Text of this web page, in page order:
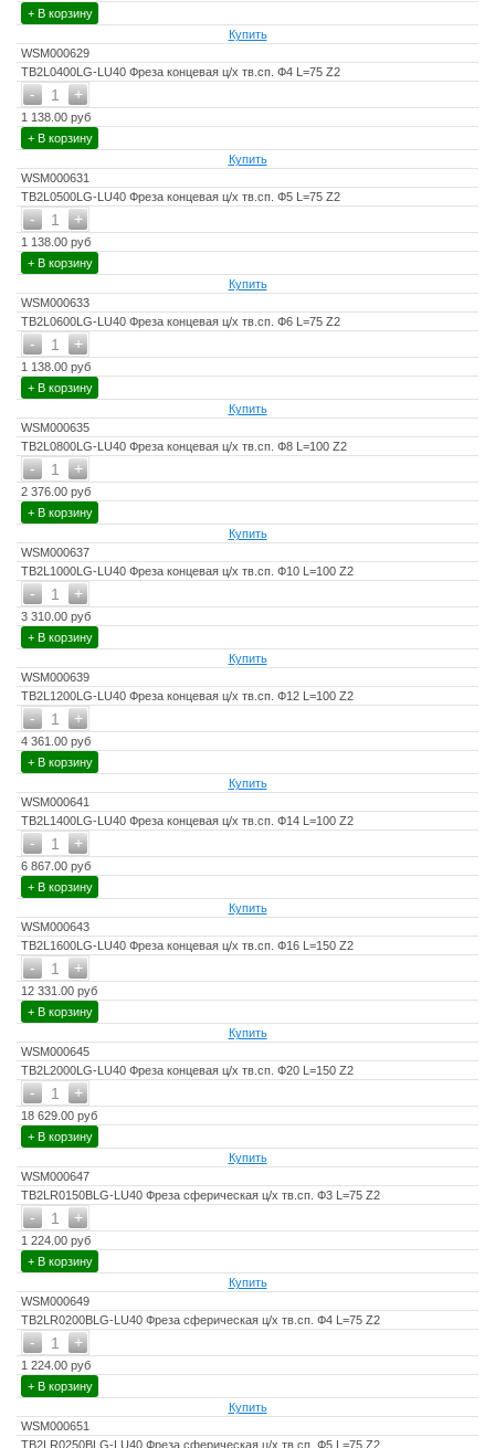
+ В корзину
Купить
WSM000629
TB2L0400LG-LU40 Фреза концевая ц/х тв.сп. Ф4 L=75 Z2
+
- 1
1 138.00 руб
+ В корзину
Купить
WSM000631
TB2L0500LG-LU40 Фреза концевая ц/х тв.сп. Ф5 L=75 Z2
+
- 1
1 138.00 руб
+ В корзину
Купить
WSM000633
TB2L0600LG-LU40 Фреза концевая ц/х тв.сп. Ф6 L=75 Z2
+
- 1
1 138.00 руб
+ В корзину
Купить
WSM000635
TB2L0800LG-LU40 Фреза концевая ц/х тв.сп. Ф8 L=100 Z2
+
- 1
2 376.00 руб
+ В корзину
Купить
WSM000637
TB2L1000LG-LU40 Фреза концевая ц/х тв.сп. Ф10 L=100 Z2
+
- 1
3 310.00 руб
+ В корзину
Купить
WSM000639
TB2L1200LG-LU40 Фреза концевая ц/х тв.сп. Ф12 L=100 Z2
+
- 1
4 361.00 руб
+ В корзину
Купить
WSM000641
TB2L1400LG-LU40 Фреза концевая ц/х тв.сп. Ф14 L=100 Z2
+
- 1
6 867.00 руб
+ В корзину
Купить
WSM000643
TB2L1600LG-LU40 Фреза концевая ц/х тв.сп. Ф16 L=150 Z2
+
- 1
12 331.00 руб
+ В корзину
Купить
WSM000645
TB2L2000LG-LU40 Фреза концевая ц/х тв.сп. Ф20 L=150 Z2
+
- 1
18 629.00 руб
+ В корзину
Купить
WSM000647
TB2LR0150BLG-LU40 Фреза сферическая ц/х тв.сп. Ф3 L=75 Z2
+
- 1
1 224.00 руб
+ В корзину
Купить
WSM000649
TB2LR0200BLG-LU40 Фреза сферическая ц/х тв.сп. Ф4 L=75 Z2
+
- 1
1 224.00 руб
+ В корзину
Купить
WSM000651
TB2LR0250BLG-LU40 Фреза сферическая ц/х тв.сп. Ф5 L=75 Z2